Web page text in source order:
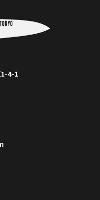
どで1人で接客をこなせ
1-4-1